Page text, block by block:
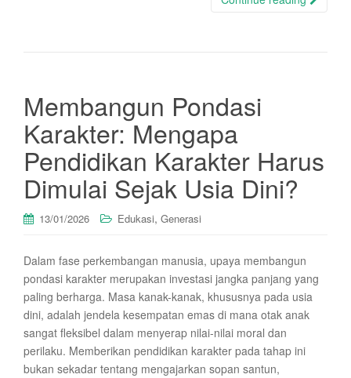
Membangun Pondasi
Karakter: Mengapa
Pendidikan Karakter Harus
Dimulai Sejak Usia Dini?
13/01/2026 Edukasi, Generasi
Dalam fase perkembangan manusia, upaya membangun
pondasi karakter merupakan investasi jangka panjang yang
paling berharga. Masa kanak-kanak, khususnya pada usia
dini, adalah jendela kesempatan emas di mana otak anak
sangat fleksibel dalam menyerap nilai-nilai moral dan
perilaku. Memberikan pendidikan karakter pada tahap ini
bukan sekadar tentang mengajarkan sopan santun,